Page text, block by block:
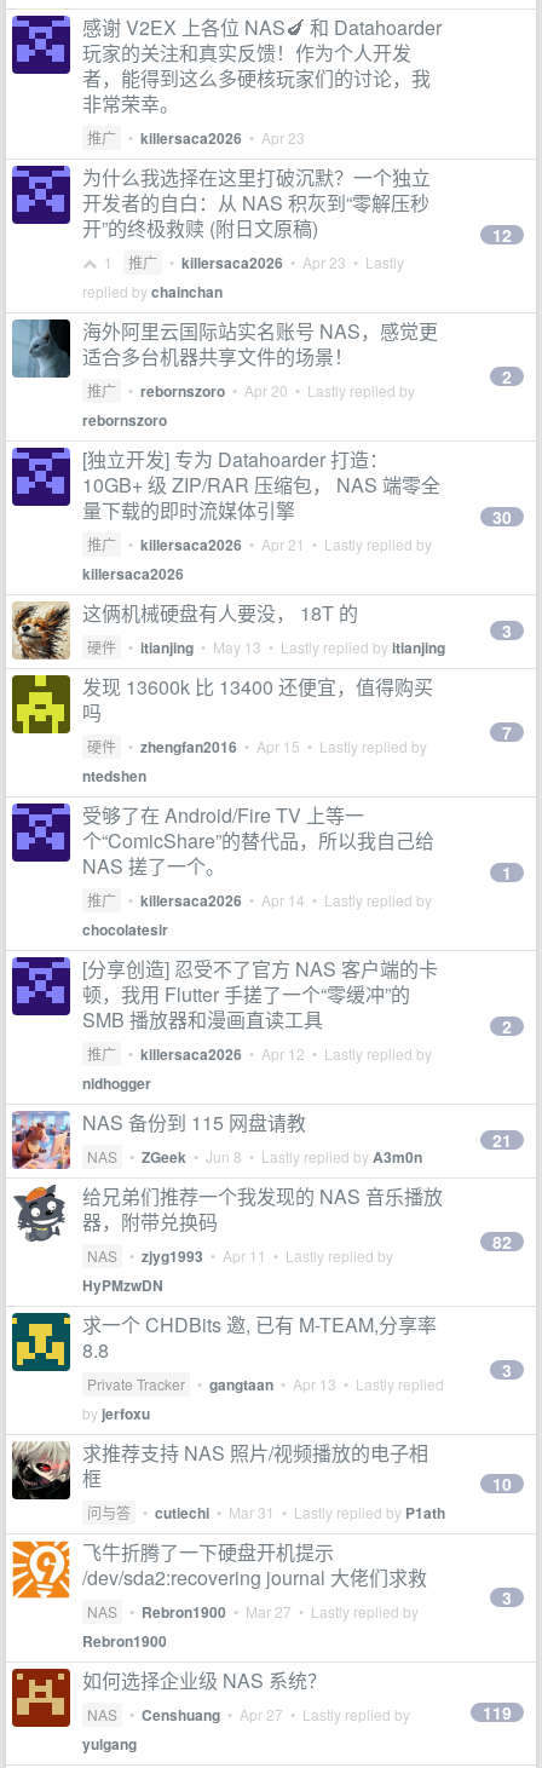
感谢 V2EX 上各位 NAS🍆 和 Datahoarder
玩家的关注和真实反馈！作为个人开发
者，能得到这么多硬核玩家们的讨论，我
非常荣幸。
推广 • killersaca2026 • Apr 23
为什么我选择在这里打破沉默？一个独立
开发者的自白：从 NAS 积灰到“零解压秒
开”的终极救赎 (附日文原稿)
1 推广 • killersaca2026 • Apr 23 • Lastly
replied bychainchan
12
海外阿里云国际站实名账号 NAS，感觉更
适合多台机器共享文件的场景！
推广 • rebornszoro • Apr 20 • Lastly replied by
rebornszoro
2
[独立开发] 专为 Datahoarder 打造：
10GB+ 级 ZIP/RAR 压缩包， NAS 端零全
量下载的即时流媒体引擎
推广 • killersaca2026 • Apr 21 • Lastly replied by
killersaca2026
30
这俩机械硬盘有人要没， 18T 的
硬件 • itianjing • May 13 • Lastly replied byitianjing
3
发现 13600k 比 13400 还便宜，值得购买
吗
硬件 • zhengfan2016 • Apr 15 • Lastly replied by
ntedshen
7
受够了在 Android/Fire TV 上等一
个“ComicShare”的替代品，所以我自己给
NAS 搓了一个。
推广 • killersaca2026 • Apr 14 • Lastly replied by
chocolatesir
1
[分享创造] 忍受不了官方 NAS 客户端的卡
顿，我用 Flutter 手搓了一个“零缓冲”的
SMB 播放器和漫画直读工具
推广 • killersaca2026 • Apr 12 • Lastly replied by
nidhogger
2
NAS 备份到 115 网盘请教
NAS • ZGeek • Jun 8 • Lastly replied byA3m0n
21
给兄弟们推荐一个我发现的 NAS 音乐播放
器，附带兑换码
NAS • zjyg1993 • Apr 11 • Lastly replied by
HyPMzwDN
82
求一个 CHDBits 邀, 已有 M-TEAM,分享率
8.8
Private Tracker • gangtaan • Apr 13 • Lastly replied
by jerfoxu
3
求推荐支持 NAS 照片/视频播放的电子相
框
问与答 • cutiechi • Mar 31 • Lastly replied by P1ath
10
飞牛折腾了一下硬盘开机提示
/dev/sda2:recovering journal 大佬们求救
NAS • Rebron1900 • Mar 27 • Lastly replied by
Rebron1900
3
如何选择企业级 NAS 系统？
NAS • Censhuang • Apr 27 • Lastly replied by
yulgang
119